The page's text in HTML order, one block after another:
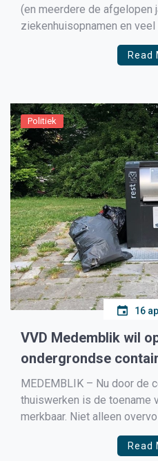
(en meerdere de afgelopen
ziekenhuisopnamen en
Veelal doordat er geen
bestuurders op de Tolweg.
Read
Politiek
16
VVD Medemblik wil
ondergrondse
MEDEMBLIK – Nu door de
thuiswerken is de toename
merkbaar. Niet alleen
overvolle ondergrondse
vuilniszakken dan maarRead